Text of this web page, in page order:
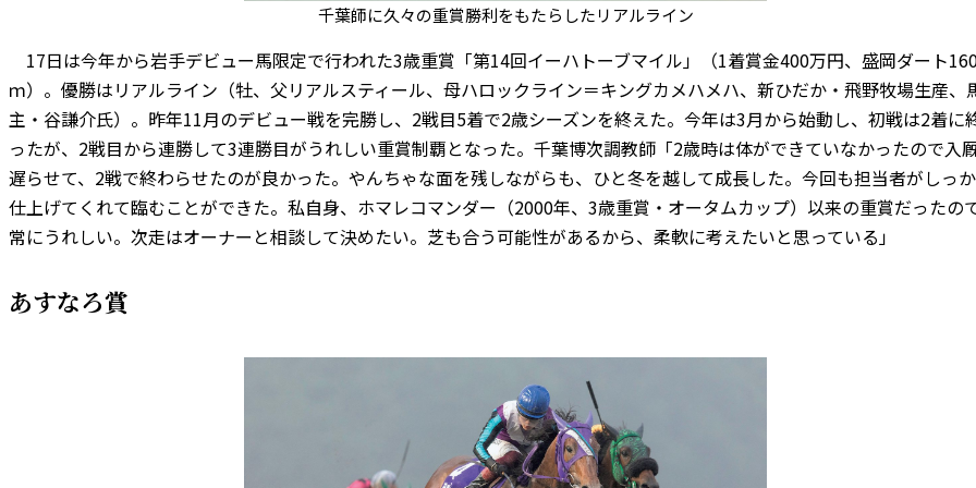
千葉師に久々の重賞勝利をもたらしたリアルライン
17日は今年から岩手デビュー馬限定で行われた3歳重賞「第14回イーハトーブマイル」（1着賞金400万円、盛岡ダート
ｍ）。優勝はリアルライン（牡、父リアルスティール、母ハロックライン＝キングカメハメハ、新ひだか・飛野牧場生産、
主・谷謙介氏）。昨年11月のデビュー戦を完勝し、2戦目5着で2歳シーズンを終えた。今年は3月から始動し、初戦は2着に
ったが、2戦目から連勝して3連勝目がうれしい重賞制覇となった。千葉博次調教師「2歳時は体ができていなかったので入
遅らせて、2戦で終わらせたのが良かった。やんちゃな面を残しながらも、ひと冬を越して成長した。今回も担当者がしっ
仕上げてくれて臨むことができた。私自身、ホマレコマンダー（2000年、3歳重賞・オータムカップ）以来の重賞だったの
常にうれしい。次走はオーナーと相談して決めたい。芝も合う可能性があるから、柔軟に考えたいと思っている」
あすなろ賞